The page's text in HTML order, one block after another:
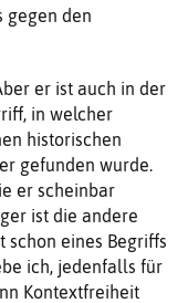
gegen den
er ist auch in der
in welcher
historischen
gefunden wurde.
er scheinbar
ist die andere
schon eines Begriffs
ich, jedenfalls für
Kontextfreiheit